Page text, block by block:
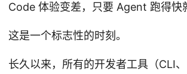
Code 体验变差，只要 Agent 跑得快
这是一个标志性的时刻。
长久以来，所有的开发者工具（CLI